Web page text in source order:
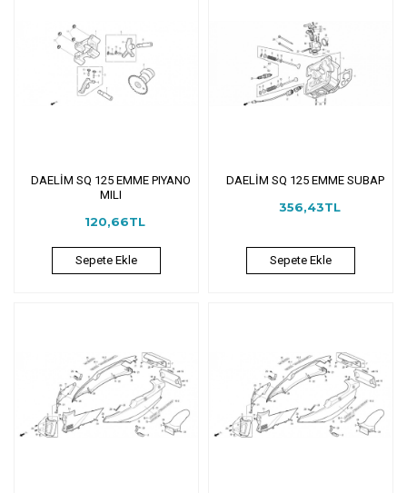
DAELİM SQ 125 EMME PIYANO
MILI
120,66TL
Sepete Ekle
DAELİM SQ 125 EMME SUBAP
356,43TL
Sepete Ekle